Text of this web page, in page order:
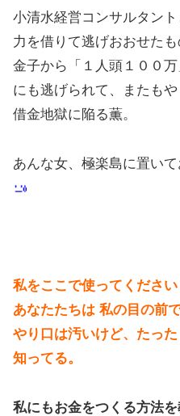
小清水経営コンサルタン
力を借りて逃げおおせたも
金子から「１人頭１００
にも逃げられて、またもや
借金地獄に陥る薫。
あんな女、極楽島に置い
私をここで使ってください
あなたたちは 私の目の前
やり口は汚いけど、たっ
知ってる。
私にもお金をつくる方法を